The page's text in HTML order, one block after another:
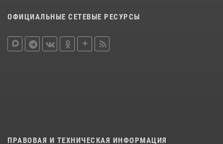
ОФИЦИАЛЬНЫЕ СЕТЕВЫЕ РЕСУРСЫ
ПРАВОВАЯ И ТЕХНИЧЕСКАЯ ИНФОРМАЦИЯ